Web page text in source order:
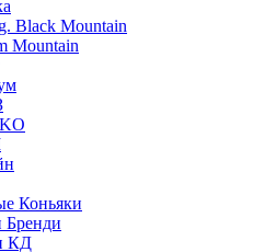
Black Mountain
Mountain
Коньяки
Бренди
КД